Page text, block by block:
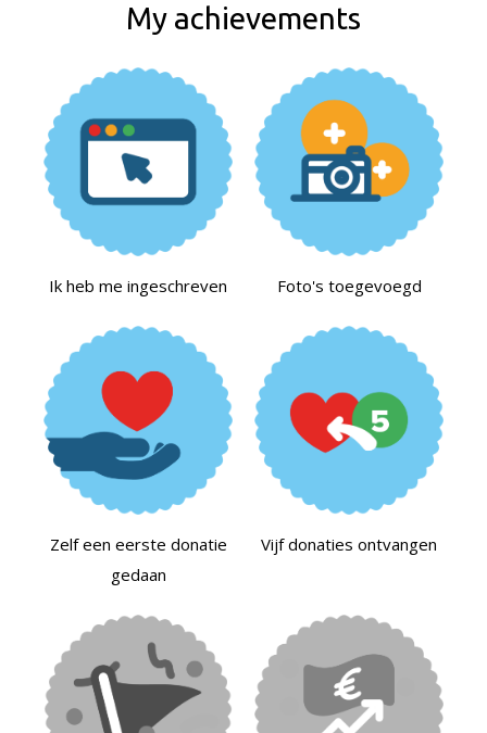
My achievements
Ik heb me ingeschreven Foto's toegevoegd
Zelf een eerste donatie
gedaan
Vijf donaties ontvangen